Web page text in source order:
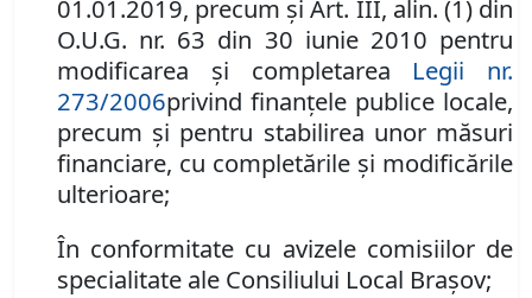
01.01.2019, precum şi Art. III, alin. (1) din
O.U.G. nr. 63 din 30 iunie 2010 pentru
modificarea şi completarea Legii nr.
273/2006privind finanţele publice locale,
precum şi pentru stabilirea unor măsuri
financiare, cu completările şi modificările
ulterioare;
În conformitate cu avizele comisiilor de
specialitate ale Consiliului Local Braşov;